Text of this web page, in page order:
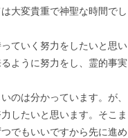
大変貴重で神聖な時間でし
ていく努力をしたいと思い
ように努力をし、霊的事実
のは分かっています。が、
したいと思います。そこま
でもいいですから先に進め